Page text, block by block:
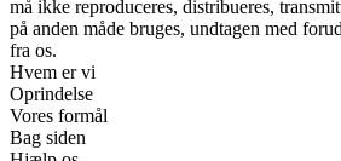
må ikke reproduceres, distribueres,
på anden måde bruges, undtagen med
fra os.
Hvem er vi
Oprindelse
Vores formål
Bag siden